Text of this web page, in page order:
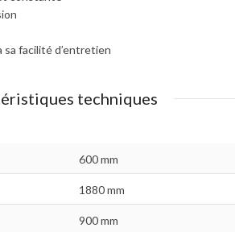
sa facilité d’entretien
techniques
600 mm
1880 mm
900 mm